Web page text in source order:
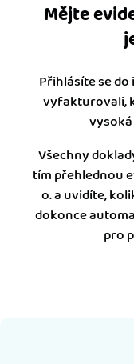
Mějte
Přihlásíte se
vyfakturovali,
Všechny
tím přehlednou
o. a uvidíte,
dokonce
pro